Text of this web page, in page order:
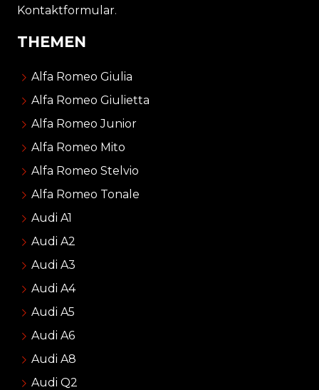
Kontaktformular.
THEMEN
Alfa Romeo Giulia
Alfa Romeo Giulietta
Alfa Romeo Junior
Alfa Romeo Mito
Alfa Romeo Stelvio
Alfa Romeo Tonale
Audi A1
Audi A2
Audi A3
Audi A4
Audi A5
Audi A6
Audi A8
Audi Q2